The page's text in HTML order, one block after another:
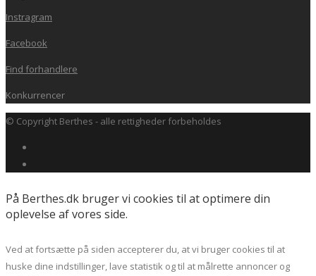
Instragram
Facebook
Find forhandlere
Konkurrencer
© Copyright Berthes - alle rettigheder forbeholdes
På Berthes.dk bruger vi cookies til at optimere din
oplevelse af vores side.
Ved at fortsætte på siden accepterer du, at vi bruger cookies til at
huske dine indstillinger, lave statistik og til at målrette annoncer og